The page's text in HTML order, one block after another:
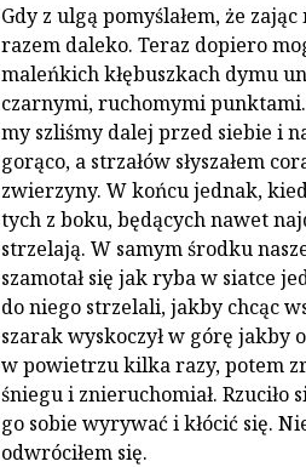
Gdy z ulgą pomyślałem, że zając
razem daleko. Teraz dopiero
maleńkich kłębuszkach dymu
czarnymi, ruchomymi punktami.
my szliśmy dalej przed siebie i
gorąco, a strzałów słyszałem
zwierzyny. W końcu jednak,
tych z boku, będących nawet
strzelają. W samym środku
szamotał się jak ryba w siatce
do niego strzelali, jakby chcąc
szarak wyskoczył w górę jakby
w powietrzu kilka razy, potem
śniegu i znieruchomiał.
go sobie wyrywać i kłócić się.
odwróciłem się.